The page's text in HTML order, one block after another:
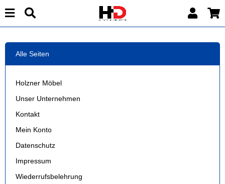
Alle Seiten
Holzner Möbel
Unser Unternehmen
Kontakt
Mein Konto
Datenschutz
Impressum
Wiederrufsbelehrung